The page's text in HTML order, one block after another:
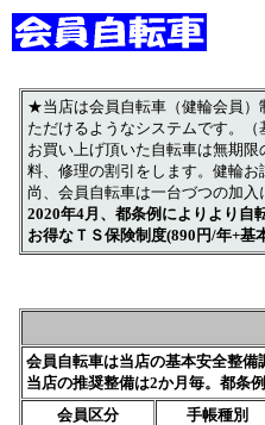
会員自転車は当店の基本安全整
当店の推奨整備は2か月毎。都条
会員区分
手帳種別
★当店は会員自転車（健輪会員）
ただけるようなシステムです。
お買い上げ頂いた自転車は無期
料、修理の割引をします。健輪お
尚、会員自転車は一台づつの加
2020年4月、都条例によりより自
お得なＴＳ保険制度(890円/年+基